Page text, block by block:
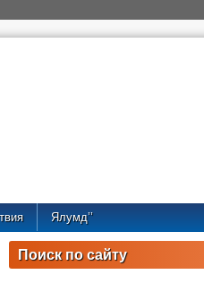
Ялумд’’
Поиск по сайту